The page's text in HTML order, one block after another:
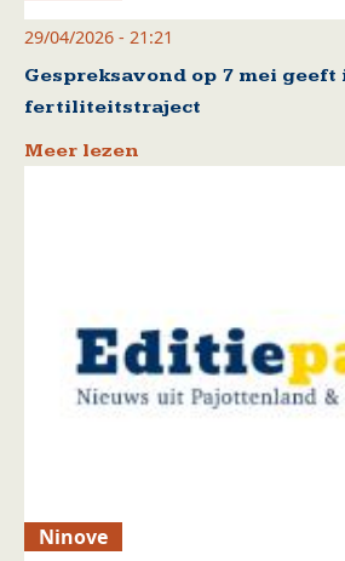
29/04/2026 - 21:21
Gespreksavond op 7 mei
fertiliteitstraject
Meer lezen
Ninove